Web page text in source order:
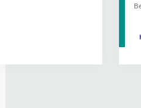
SATELITARNA